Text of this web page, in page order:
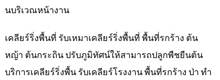
นบริเวณหน้างาน
เคลียร์ริ่งพื้นที่ รับเหมาเคลียร์ริ่งพื้นที่ พื้นที่รกร้าง ต้น
หญ้า ต้นกระถิน ปรับภูมิทัศน์ให้สามารถปลูกพืชยืนต้น
บริการเคลียร์ริ่งพื้น รับเคลียร์โรงงาน พื้นที่รกร้าง ป่า ทำ